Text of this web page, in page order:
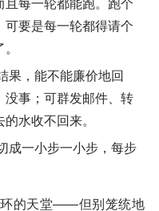
且每一轮都能跑。跑个
可要是每一轮都得请个
果，能不能廉价地回
没事；可群发邮件、转
水收不回来。
成一小步一小步，每步
环的天堂——但别笼统地